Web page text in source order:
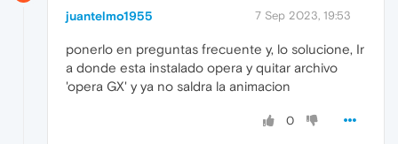
juantelmo1955 7 Sep 2023, 19:53
ponerlo en preguntas frecuente y, lo solucione, Ir
a donde esta instalado opera y quitar archivo
'opera GX' y ya no saldra la animacion
0